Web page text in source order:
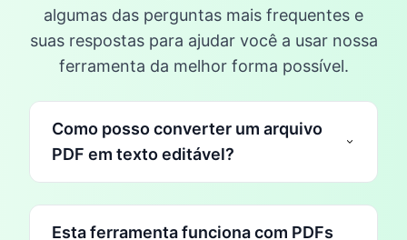
algumas das perguntas mais frequentes e
suas respostas para ajudar você a usar nossa
ferramenta da melhor forma possível.
Como posso converter um arquivo
PDF em texto editável?
Esta ferramenta funciona com PDFs